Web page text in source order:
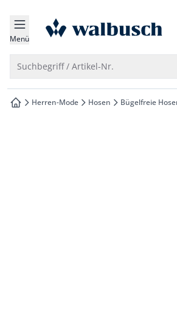
springen
springen
springen
springen
Menü zur Startseite
Suchbegriff / Artikel-Nr.
zur Startseite
Herren-Mode Hosen Bügelfreie